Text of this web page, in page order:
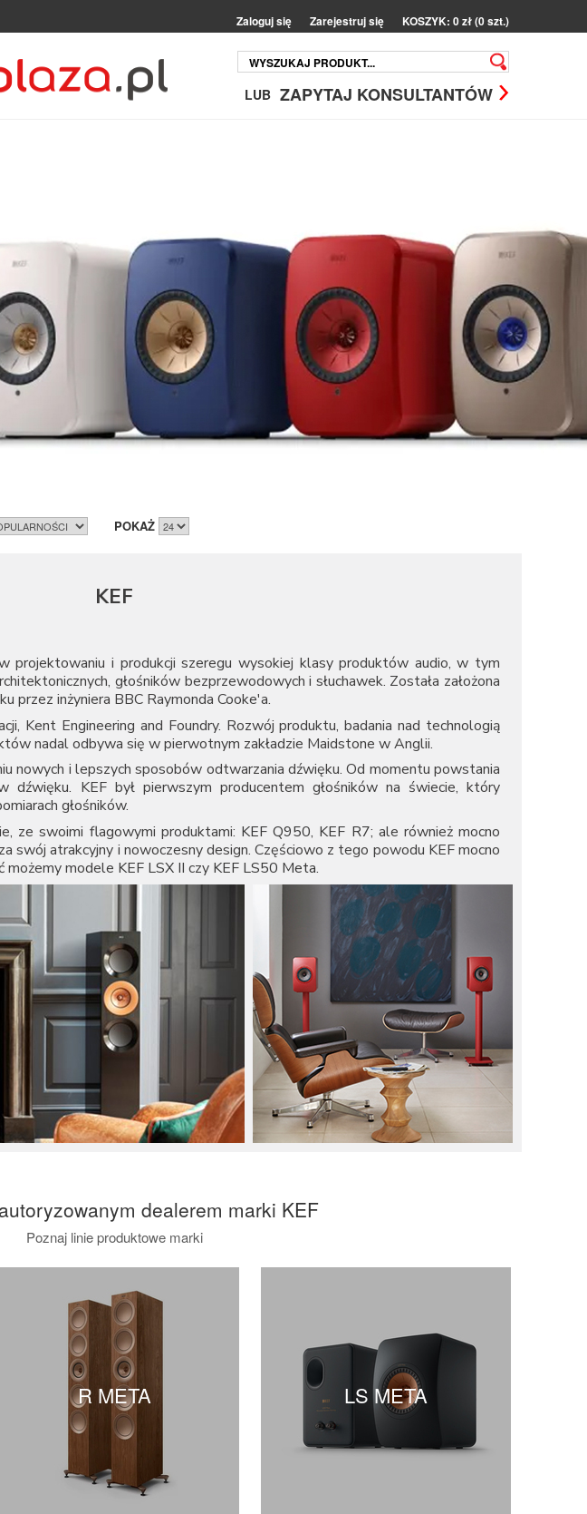
Zaloguj się Zarejestruj się KOSZYK: 0 zł (0 szt.)
LUB ZAPYTAJ KONSULTANTÓW
POKAŻ
KEF
projektowaniu i produkcji szeregu wysokiej klasy produktów audio, w tym
głośników bezprzewodowych i słuchawek. Została założona
inżyniera BBC Raymonda Cooke'a.
Kent Engineering and Foundry. Rozwój produktu, badania nad technologią
nadal odbywa się w pierwotnym zakładzie Maidstone w Anglii.
nowych i lepszych sposobów odtwarzania dźwięku. Od momentu powstania
dźwięku. KEF był pierwszym producentem głośników na świecie, który
głośników.
ze swoimi flagowymi produktami: KEF Q950, KEF R7; ale również mocno
swój atrakcyjny i nowoczesny design. Częściowo z tego powodu KEF mocno
możemy modele KEF LSX II czy KEF LS50 Meta.
dealerem marki KEF
Poznaj linie produktowe marki
R META LS META